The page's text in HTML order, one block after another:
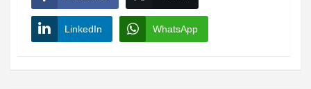
LinkedIn WhatsApp